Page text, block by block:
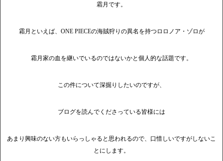
霜月です。
霜月といえば、ONE PIECEの海賊狩りの異名を持つロロノア・ゾロが
霜月家の血を継いでいるのではないかと個人的な話題です。
この件について深掘りしたいのですが、
ブログを読んでくださっている皆様には
あまり興味のない方もいらっしゃると思われるので、口惜しいですがしないこ
とにします。